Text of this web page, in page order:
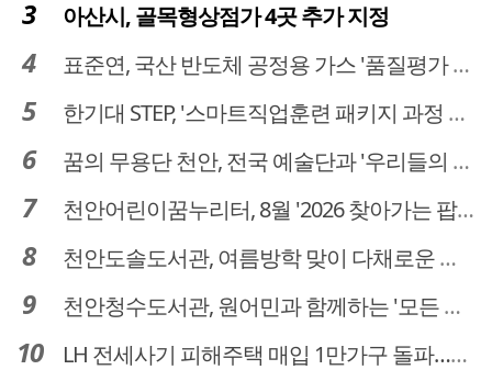
아산시, 골목형상점가 4곳 추가 지정
표준연, 국산 반도체 공정용 가스 '품질평가 체계' 구축
한기대 STEP, '스마트직업훈련 패키지 과정 3기' 모집
꿈의 무용단 천안, 전국 예술단과 '우리들의 하모니' 선보여
천안어린이꿈누리터, 8월 '2026 찾아가는 팝업놀이터' 운영
천안도솔도서관, 여름방학 맞이 다채로운 독서문화 프로그램 운영
천안청수도서관, 원어민과 함께하는 '모든 영어 모든 독서' 운영
LH 전세사기 피해주택 매입 1만가구 돌파…피해 인정도 4만건 넘어